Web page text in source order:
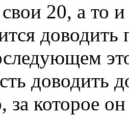
20, а то
доводить
за которое